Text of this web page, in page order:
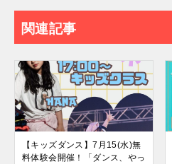
関連記事
【キッズダンス】7月15(水)無
料体験会開催！「ダンス、やっ